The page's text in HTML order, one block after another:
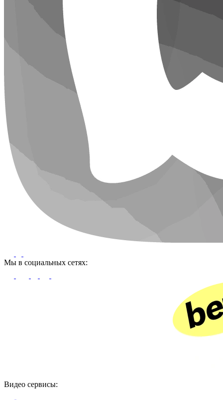
Мы в социальных сетях:
Видео сервисы: